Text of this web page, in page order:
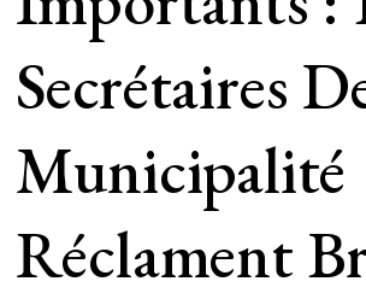
Secrétaires
Municipalité
Réclament